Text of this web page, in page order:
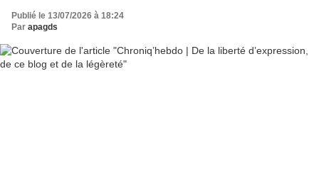
Publié le 13/07/2026 à 18:24
Par apagds